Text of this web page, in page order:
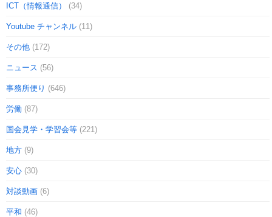
ICT（情報通信） (34)
Youtube チャンネル (11)
その他 (172)
ニュース (56)
事務所便り (646)
労働 (87)
国会見学・学習会等 (221)
地方 (9)
安心 (30)
対談動画 (6)
平和 (46)